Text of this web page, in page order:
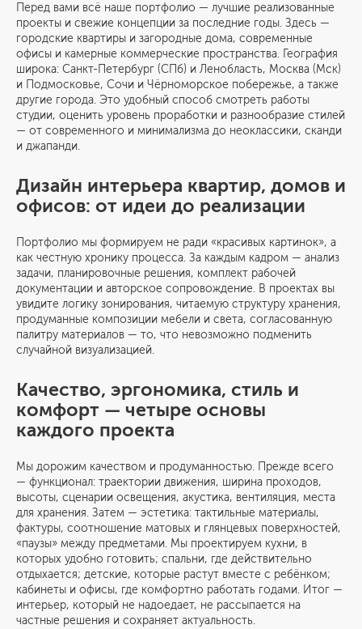
Перед вами всё наше портфолио — лучшие реализованные
проекты и свежие концепции за последние годы. Здесь —
городские квартиры и загородные дома, современные
офисы и камерные коммерческие пространства. География
широка: Санкт-Петербург (СПб) и Ленобласть, Москва (Мск)
и Подмосковье, Сочи и Чёрноморское побережье, а также
другие города. Это удобный способ смотреть работы
студии, оценить уровень проработки и разнообразие стилей
— от современного и минимализма до неоклассики, сканди
и джапанди.
Дизайн интерьера квартир, домов и
офисов: от идеи до реализации
Портфолио мы формируем не ради «красивых картинок», а
как честную хронику процесса. За каждым кадром — анализ
задачи, планировочные решения, комплект рабочей
документации и авторское сопровождение. В проектах вы
увидите логику зонирования, читаемую структуру хранения,
продуманные композиции мебели и света, согласованную
палитру материалов — то, что невозможно подменить
случайной визуализацией.
Качество, эргономика, стиль и
комфорт — четыре основы
каждого проекта
Мы дорожим качеством и продуманностью. Прежде всего
— функционал: траектории движения, ширина проходов,
высоты, сценарии освещения, акустика, вентиляция, места
для хранения. Затем — эстетика: тактильные материалы,
фактуры, соотношение матовых и глянцевых поверхностей,
«паузы» между предметами. Мы проектируем кухни, в
которых удобно готовить; спальни, где действительно
отдыхается; детские, которые растут вместе с ребёнком;
кабинеты и офисы, где комфортно работать годами. Итог —
интерьер, который не надоедает, не рассыпается на
частные решения и сохраняет актуальность.